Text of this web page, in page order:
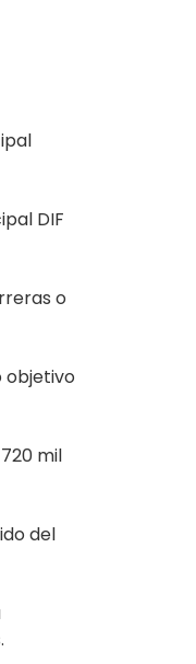
DIF
o
objetivo
mil
del